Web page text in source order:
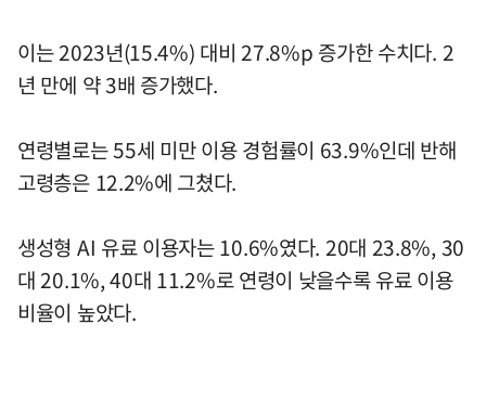
이는 2023년(15.4%) 대비 27.8%p 증가한 수치다. 2
년 만에 약 3배 증가했다.
연령별로는 55세 미만 이용 경험률이 63.9%인데 반해
고령층은 12.2%에 그쳤다.
생성형 AI 유료 이용자는 10.6%였다. 20대 23.8%, 30
대 20.1%, 40대 11.2%로 연령이 낮을수록 유료 이용
비율이 높았다.